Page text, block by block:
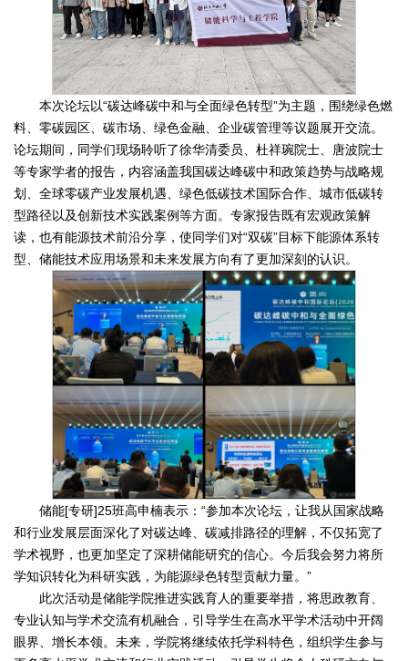
本次论坛以“碳达峰碳中和与全面绿色转型”为主题，围绕绿色燃
料、零碳园区、碳市场、绿色金融、企业碳管理等议题展开交流。
论坛期间，同学们现场聆听了徐华清委员、杜祥琬院士、唐波院士
等专家学者的报告，内容涵盖我国碳达峰碳中和政策趋势与战略规
划、全球零碳产业发展机遇、绿色低碳技术国际合作、城市低碳转
型路径以及创新技术实践案例等方面。专家报告既有宏观政策解
读，也有能源技术前沿分享，使同学们对“双碳”目标下能源体系转
型、储能技术应用场景和未来发展方向有了更加深刻的认识。
储能[专研]25班高申楠表示：“参加本次论坛，让我从国家战略
和行业发展层面深化了对碳达峰、碳减排路径的理解，不仅拓宽了
学术视野，也更加坚定了深耕储能研究的信心。今后我会努力将所
学知识转化为科研实践，为能源绿色转型贡献力量。”
此次活动是储能学院推进实践育人的重要举措，将思政教育、
专业认知与学术交流有机融合，引导学生在高水平学术活动中开阔
眼界、增长本领。未来，学院将继续依托学科特色，组织学生参与